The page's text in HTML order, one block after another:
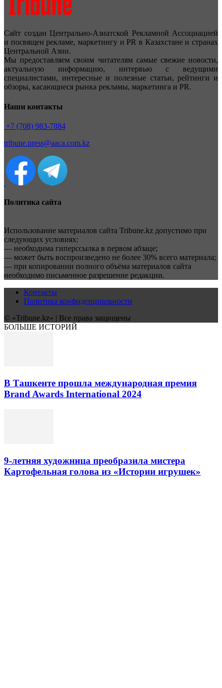
Сайт создан Центрально-Азиатской Рекламной Ассоциацией
и посвящен рекламе, маркетингу и PR в Казахстане и странах
Центральной Азии.
Мы предоставляем своим читателям самые свежие новости,
актуальную информацию, интервью с ведущими
специалистами, интересные и полезные статьи, рейтинги и
обзоры, касающиеся рынка рекламы, маркетинга и PR.
Наши контакты
+7 (708) 983-7884
tribune.press@aaca.com.kz
Политика сайта
Использование материалов сайта Tribune.kz допустимо при
следующих условиях:
— необходима гиперссылка в первом абзаце;
— может быть воспроизведено не более 30% всего материала;
— при копировании полного объёма материалов сайта
необходимо письменное разрешение редакции.
Контакты
Политика конфиденциальности
© «Tribune.kz» | Все права защищены
БОЛЬШЕ ИСТОРИЙ
В Ташкенте прошла международная премия
Brand Awards International 2024
9-летняя художница преобразила мистера
Картофельная голова из «Истории игрушек»